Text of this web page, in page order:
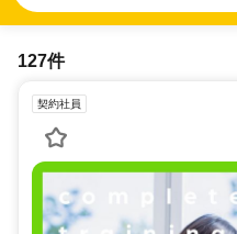
127件
契約社員